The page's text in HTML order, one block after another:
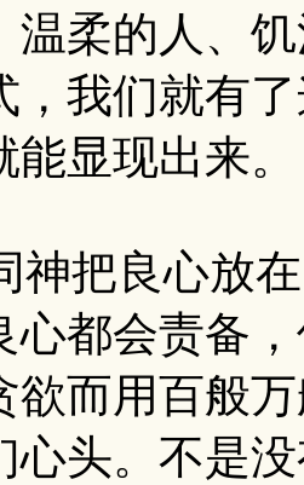
温柔的人、
，我们就有
显现出来。
良心放在
心都会责备
欲而用百般
心头。不是